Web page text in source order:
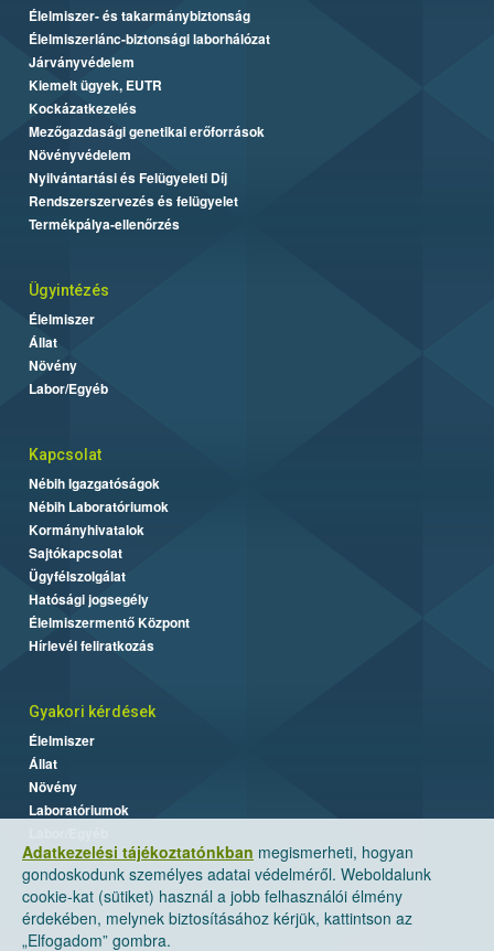
Adatkezelési tájékoztatónkban megismerheti, hogyan
gondoskodunk személyes adatai védelméről. Weboldalunk
cookie-kat (sütiket) használ a jobb felhasználói élmény
érdekében, melynek biztosításához kérjük, kattintson az
„Elfogadom” gombra.
Élelmiszer- és takarmánybiztonság
Élelmiszerlánc-biztonsági laborhálózat
Járványvédelem
Kiemelt ügyek, EUTR
Kockázatkezelés
Mezőgazdasági genetikai erőforrások
Növényvédelem
Nyilvántartási és Felügyeleti Díj
Rendszerszervezés és felügyelet
Termékpálya-ellenőrzés
Ügyintézés
Élelmiszer
Állat
Növény
Labor/Egyéb
Kapcsolat
Nébih Igazgatóságok
Nébih Laboratóriumok
Kormányhivatalok
Sajtókapcsolat
Ügyfélszolgálat
Hatósági jogsegély
Élelmiszermentő Központ
Hírlevél feliratkozás
Gyakori kérdések
Élelmiszer
Állat
Növény
Laboratóriumok